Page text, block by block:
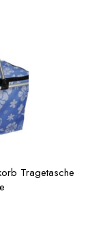
Tragetasche